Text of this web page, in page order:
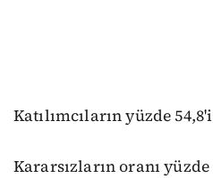
Katılımcıların yüzde
Kararsızların oranı